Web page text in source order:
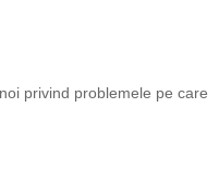
privind problemele pe care